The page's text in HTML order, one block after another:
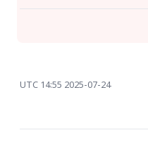
2025-07-24 14:55 UTC